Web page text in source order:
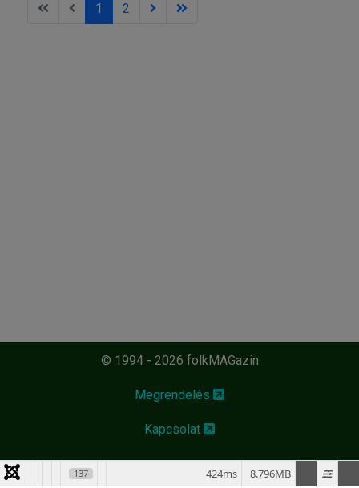
1 2
© 1994 - 2026 folkMAGazin
Megrendelés
Kapcsolat
137 8.796MB
424ms